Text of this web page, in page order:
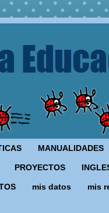
MANUALIDADES
PROYECTOS
mis datos mis